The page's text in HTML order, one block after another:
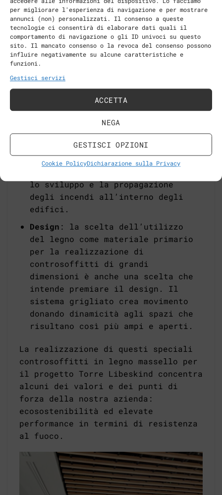
per migliorare l'esperienza di navigazione e per mostrare
annunci (non) personalizzati. Il consenso a queste
tecnologie ci consentirà di elaborare dati quali il
comportamento di navigazione o gli ID univoci su questo
sito. Il mancato consenso o la revoca del consenso possono
influire negativamente su alcune caratteristiche e
funzioni.
Gestisci servizi
ACCETTA
NEGA
GESTISCI OPZIONI
Cookie PolicyDichiarazione sulla Privacy
per Torre Libeskind sono interamente
naturali e sostenibili con
certificazione FSC/PEFC.
Prestazioni acustiche: il legno
consente di ottenere prestazioni
acustiche elevate con o senza lana
di roccia.
Resistenza al fuoco: la classe di
resistenza al fuoco
controsoffitti in legno è B-s2d0
in conformità alla norma EN 13501-
1. Adottare soluzioni resistenti
lo sviluppo e la propagazione
degli incendi all’interno degli
edifici.
Design : la scelta dell’utilizzo
del legno come materiale primario
per la realizzazione di
controsoffitti di grandi
dimensioni è anche una scelta che
intende premiare il design. Il
sistema grigliato crea movimento
donando dinamicità agli spazi che
risultano così più ampi e aperti.
La realizzazione di questi speciali
controsoffitti in legno massello per
il progetto Torre Libeskind concentra
alcuni dei valori e dei punti di
forza della nostra azienda:
ecosostenibilità ed elevate
performance in termini di resistenza
al fuoco.